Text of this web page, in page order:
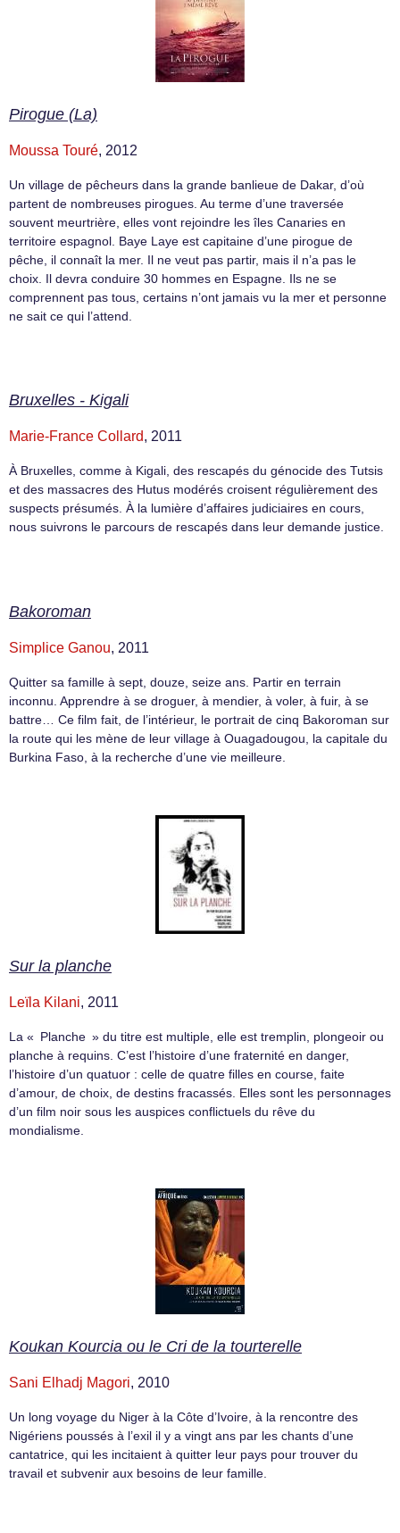
Pirogue (La)
Moussa Touré, 2012
Un village de pêcheurs dans la grande banlieue de Dakar, d’où
partent de nombreuses pirogues. Au terme d’une traversée
souvent meurtrière, elles vont rejoindre les îles Canaries en
territoire espagnol. Baye Laye est capitaine d’une pirogue de
pêche, il connaît la mer. Il ne veut pas partir, mais il n’a pas le
choix. Il devra conduire 30 hommes en Espagne. Ils ne se
comprennent pas tous, certains n’ont jamais vu la mer et personne
ne sait ce qui l’attend.
Bruxelles - Kigali
Marie-France Collard, 2011
À Bruxelles, comme à Kigali, des rescapés du génocide des Tutsis
et des massacres des Hutus modérés croisent régulièrement des
suspects présumés. À la lumière d’affaires judiciaires en cours,
nous suivrons le parcours de rescapés dans leur demande justice.
Bakoroman
Simplice Ganou, 2011
Quitter sa famille à sept, douze, seize ans. Partir en terrain
inconnu. Apprendre à se droguer, à mendier, à voler, à fuir, à se
battre… Ce film fait, de l’intérieur, le portrait de cinq Bakoroman sur
la route qui les mène de leur village à Ouagadougou, la capitale du
Burkina Faso, à la recherche d’une vie meilleure.
Sur la planche
Leïla Kilani, 2011
La « Planche » du titre est multiple, elle est tremplin, plongeoir ou
planche à requins. C’est l’histoire d’une fraternité en danger,
l’histoire d’un quatuor : celle de quatre filles en course, faite
d’amour, de choix, de destins fracassés. Elles sont les personnages
d’un film noir sous les auspices conflictuels du rêve du
mondialisme.
Koukan Kourcia ou le Cri de la tourterelle
Sani Elhadj Magori, 2010
Un long voyage du Niger à la Côte d’Ivoire, à la rencontre des
Nigériens poussés à l’exil il y a vingt ans par les chants d’une
cantatrice, qui les incitaient à quitter leur pays pour trouver du
travail et subvenir aux besoins de leur famille.